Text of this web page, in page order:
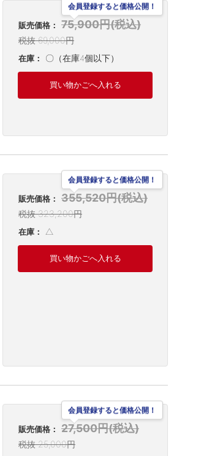
販売価格： 75,900円(税込)
会員登録すると価格公開！
税抜 69,000円
在庫： 〇（在庫4個以下）
買い物かごへ入れる
販売価格： 355,520円(税込)
会員登録すると価格公開！
税抜 323,200円
在庫： △
買い物かごへ入れる
販売価格： 27,500円(税込)
会員登録すると価格公開！
税抜 25,000円